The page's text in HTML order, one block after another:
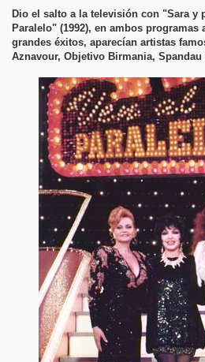
Dio el salto a la televisión con "Sara y
Paralelo" (1992), en ambos programas
grandes éxitos, aparecían artistas
Aznavour, Objetivo Birmania,